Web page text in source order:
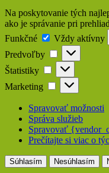
Na poskytovanie tých
ako je správanie pri
Funkčné
Funkčné
Vždy aktívny
Predvoľby
Predvoľby
Štatistiky Štatistiky
Marketing Marketing
Spravovať možnosti
Správa služieb
Spravovať
Prečítajte si viac o
Súhlasím Nesúhlasím